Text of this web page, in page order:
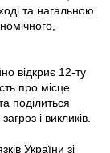
та нагальною
відкриє 12-ту
про місце
поділиться
і викликів.
України зі